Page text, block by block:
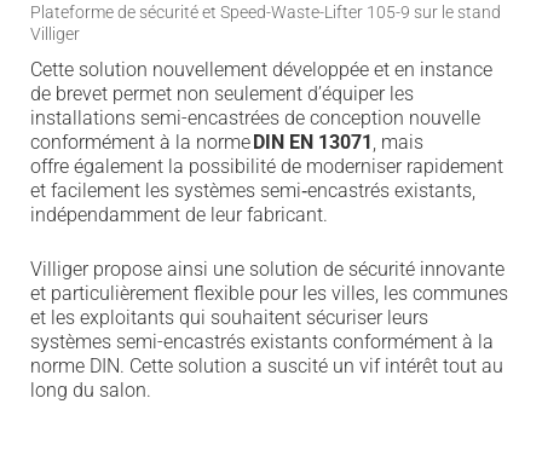
Plateforme de sécurité et Speed-Waste-Lifter 105-9 sur le stand
Villiger
Cette solution nouvellement développée et en instance
de brevet permet non seulement d’équiper les
installations semi-encastrées de conception nouvelle
conformément à la normeDIN EN 13071 , mais
offre également la possibilité de moderniser rapidement
et facilement les systèmes semi‑encastrés existants,
indépendamment de leur fabricant.
Villiger propose ainsi une solution de sécurité innovante
et particulièrement flexible pour les villes, les communes
et les exploitants qui souhaitent sécuriser leurs
systèmes semi-encastrés existants conformément à la
norme DIN. Cette solution a suscité un vif intérêt tout au
long du salon.